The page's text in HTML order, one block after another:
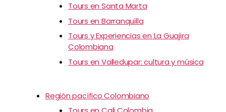
Tours en Santa Marta
Tours en Barranquilla
Tours y Experiencias en La Guajira
Colombiana
Tours en Valledupar: cultura y música
Región pacífico Colombiano